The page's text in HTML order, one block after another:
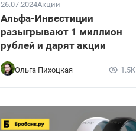
26.07.2024Акции
Альфа-Инвестиции
разыгрывают 1 миллион
рублей и дарят акции
Ольга Пихоцкая 1.5K